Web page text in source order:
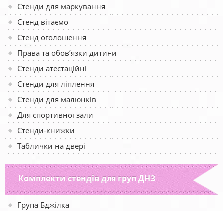
Стенди для маркування
Стенд вітаємо
Стенд оголошення
Права та обов’язки дитини
Стенди атестаційні
Стенди для ліплення
Стенди для малюнків
Для спортивної зали
Стенди-книжки
Таблички на двері
Комплекти стендів для груп ДНЗ
Група Бджілка